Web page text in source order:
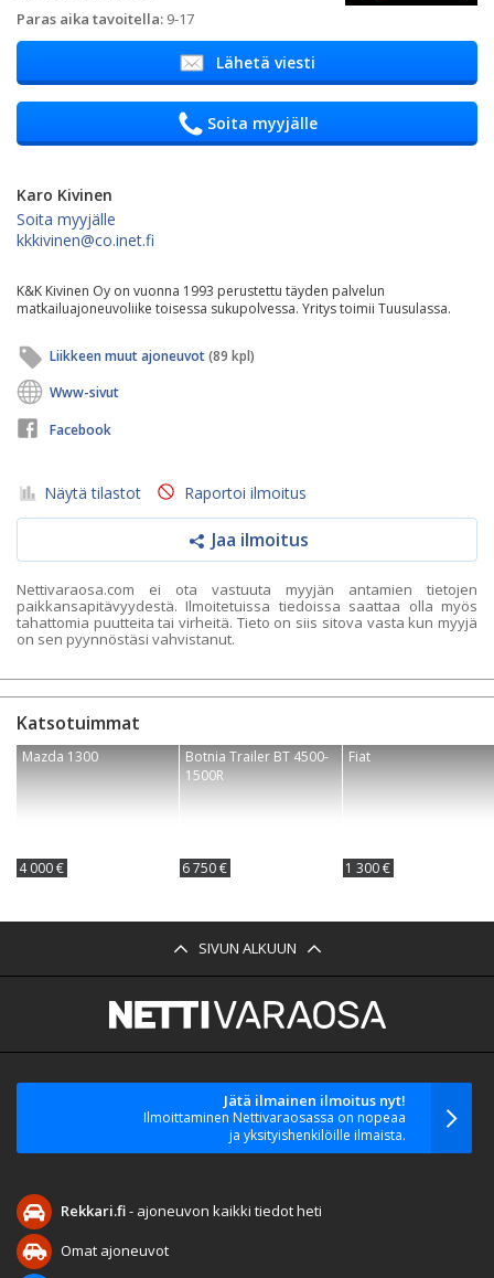
Paras aika tavoitella: 9-17
Lähetä viesti
Soita myyjälle
Karo Kivinen
Soita myyjälle
kkkivinen@co.inet.fi
K&K Kivinen Oy on vuonna 1993 perustettu täyden palvelun
matkailuajoneuvoliike toisessa sukupolvessa. Yritys toimii Tuusulassa.
Liikkeen muut ajoneuvot(89 kpl)
Www-sivut
Facebook
Näytä tilastot Raportoi ilmoitus
Jaa ilmoitus
Nettivaraosa.com ei ota vastuuta myyjän antamien tietojen
paikkansapitävyydestä. Ilmoitetuissa tiedoissa saattaa olla myös
tahattomia puutteita tai virheitä. Tieto on siis sitova vasta kun myyjä
on sen pyynnöstäsi vahvistanut.
Katsotuimmat
Mazda 1300
4 000 €
Botnia Trailer BT 4500-
1500R
6 750 €
Fiat
1 300 €
SIVUN ALKUUN
Jätä ilmainen ilmoitus nyt!
Ilmoittaminen Nettivaraosassa on nopeaa
ja yksityishenkilöille ilmaista.
Rekkari.fi- ajoneuvon kaikki tiedot heti
Omat ajoneuvot